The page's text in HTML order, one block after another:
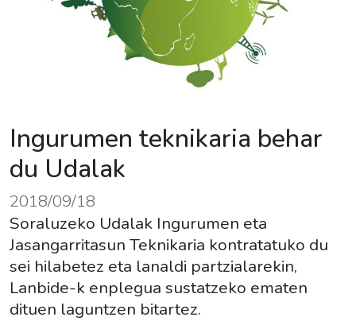
Ingurumen teknikaria behar
du Udalak
2018/09/18
Soraluzeko Udalak Ingurumen eta
Jasangarritasun Teknikaria kontratatuko du
sei hilabetez eta lanaldi partzialarekin,
Lanbide-k enplegua sustatzeko ematen
dituen laguntzen bitartez.